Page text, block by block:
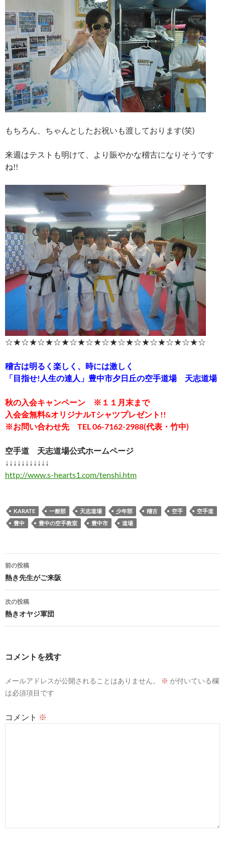
もちろん、ちゃんとしたお祝いも渡しております(笑)
来週はテストも明けて、より賑やかな稽古になりそうです
ね!!
☆★☆★☆★☆★☆★☆★☆★☆★☆★☆★☆★☆★☆
稽古は明るく楽しく、時には激しく
「目指せ!人生の達人」豊中市夕日丘の空手道場 天志道場
秋の入会キャンペーン ※１１月末まで
入会金無料&オリジナルTシャツプレゼント!!
※お問い合わせ先 TEL 06-7162-2988(代表・竹中)
空手道 天志道場公式ホームページ
↓↓↓↓↓↓↓↓↓↓↓
http://www.s-hearts1.com/tenshi.htm
KARATE 一般部 天志道場 少年部 稽古 空手
空手道
豊中
豊中の空手教室 豊中市 道場
投
稿
ナ
ビ
ゲ
ョ
前の投稿
熱き先生がご来阪
次の投稿
熱きオヤジ軍団
コメントを残す
メールアドレスが公開されることはありません。 ※ が付いている欄
は必須項目です
コメント ※